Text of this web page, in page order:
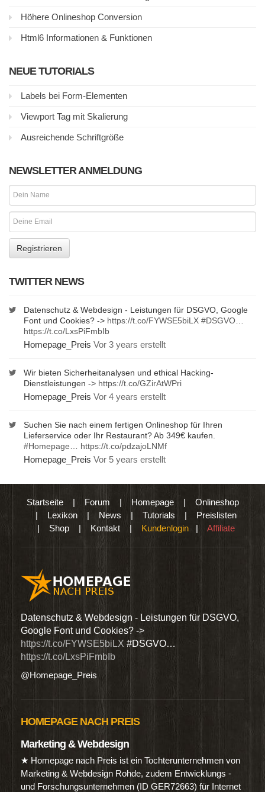
Höhere Onlineshop Conversion
Html6 Informationen & Funktionen
NEUE TUTORIALS
Labels bei Form-Elementen
Viewport Tag mit Skalierung
Ausreichende Schriftgröße
NEWSLETTER ANMELDUNG
TWITTER NEWS
Datenschutz & Webdesign - Leistungen für DSGVO, Google
Font und Cookies? -> https://t.co/FYWSE5biLX #DSGVO
https://t.co/LxsPiFmbIb
Homepage_Preis Vor 3 years erstellt
Wir bieten Sicherheitanalysen und ethical Hacking-
Dienstleistungen -> https://t.co/GZirAtWPri
Homepage_Preis Vor 4 years erstellt
Suchen Sie nach einem fertigen Onlineshop für Ihren
Lieferservice oder Ihr Restaurant? Ab 349€ kaufen.
#Homepage
https://t.co/pdzajoLNMf
Homepage_Preis Vor 5 years erstellt
Startseite| Forum | Homepage| Onlineshop
| Lexikon | News | Tutorials | Preislisten
| Shop | Kontakt | Kundenlogin | Affiliate
Datenschutz & Webdesign - Leistungen für DSGVO,
Google Font und Cookies? ->
https://t.co/FYWSE5biLX #DSGVO…
https://t.co/LxsPiFmbIb
@Homepage_Preis
HOMEPAGE NACH PREIS
Marketing & Webdesign
★ Homepage nach Preis ist ein Tochterunternehmen von
Marketing & Webdesign Rohde, zudem Entwicklungs -
und Forschungsunternehmen (ID GER72663) für Internet